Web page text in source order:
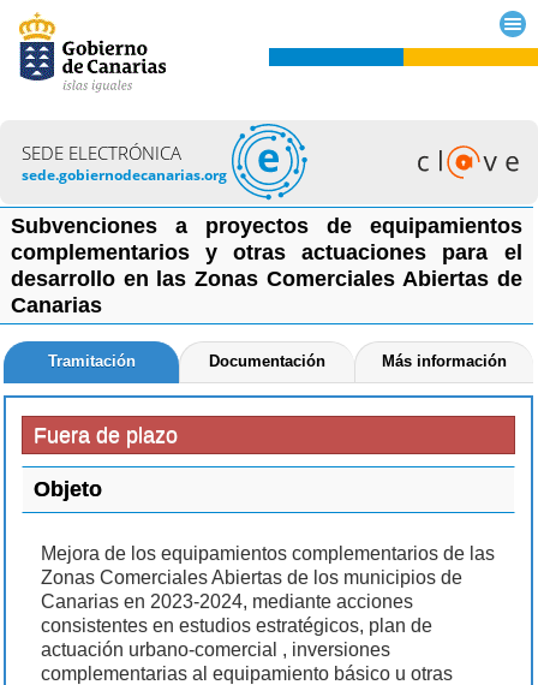
SEDE ELECTRÓNICA
sede.gobiernodecanarias.org
Subvenciones a proyectos de equipamientos
complementarios y otras actuaciones para el
desarrollo en las Zonas Comerciales Abiertas de
Canarias
Tramitación Documentación Más información
Fuera de plazo
Objeto
Mejora de los equipamientos complementarios de las
Zonas Comerciales Abiertas de los municipios de
Canarias en 2023-2024, mediante acciones
consistentes en estudios estratégicos, plan de
actuación urbano-comercial , inversiones
complementarias al equipamiento básico u otras